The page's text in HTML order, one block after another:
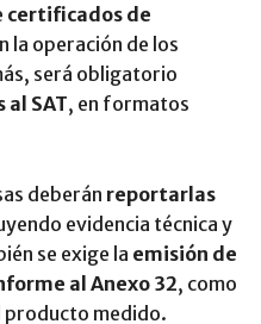
certificados de
la operación de los
será obligatorio
SAT, en formatos
deberán reportarlas
evidencia técnica y
se exige la emisión de
al Anexo 32, como
producto medido.